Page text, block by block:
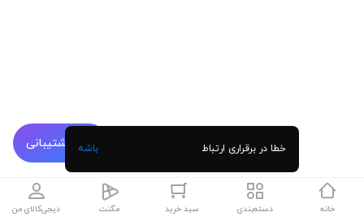
پشتیبانی
خانه دسته‌بندی سبد خرید مگنت دیجی‌کالای من
خطا در برقراری ارتباط باشه